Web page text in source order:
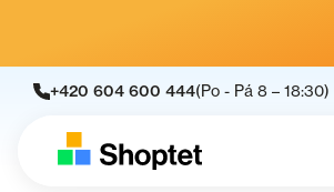
+420 604 600 444(Po - Pá 8 – 18:30)